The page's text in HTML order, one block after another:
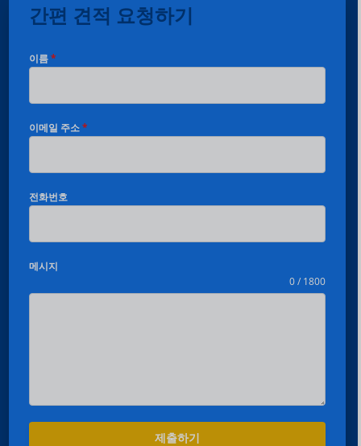
간편 견적 요청하기
이름*
이메일 주소*
전화번호
메시지
0 / 1800
제출하기